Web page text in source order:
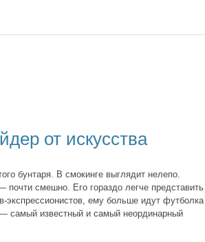
от искусства
бунтаря. В смокинге выглядит нелепо.
смешно. Его гораздо легче представить
экспрессионистов, ему больше идут футболка
самый известный и самый неординарный